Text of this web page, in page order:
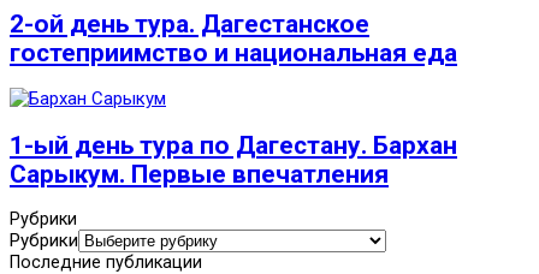
2-ой день тура. Дагестанское
гостеприимство и национальная еда
1-ый день тура по Дагестану. Бархан
Сарыкум. Первые впечатления
Рубрики
Рубрики
Последние публикации